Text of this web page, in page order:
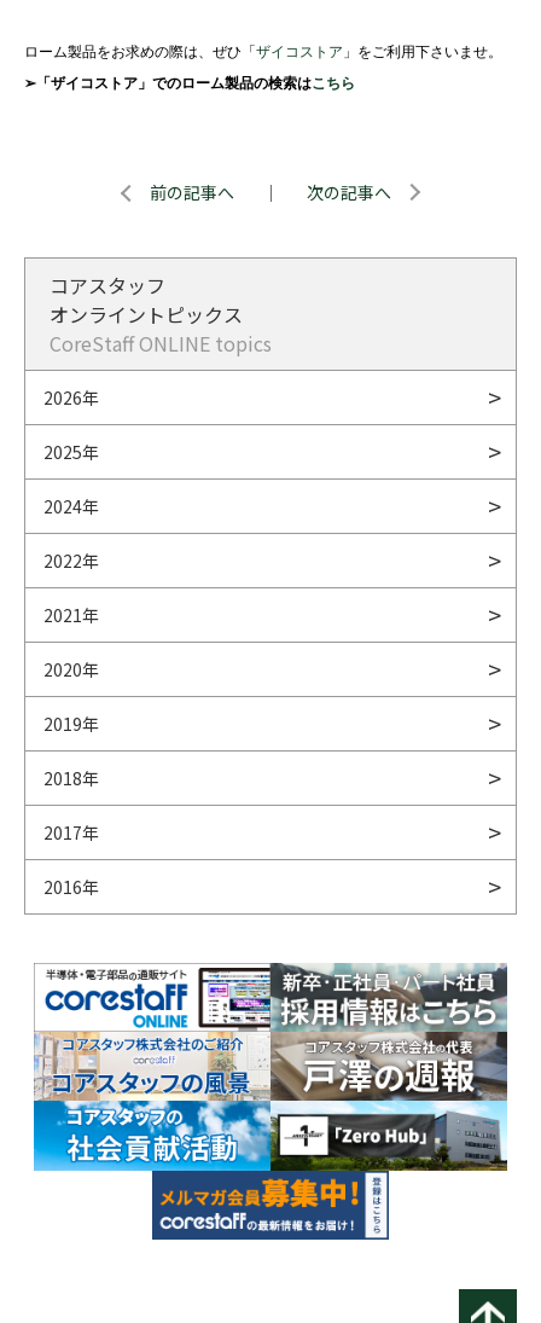
ローム製品をお求めの際は、ぜひ「 ザイコストア 」をご利用下さいませ。
➢「ザイコストア」でのローム製品の検索はこちら
前の記事へ ｜ 次の記事へ
コアスタッフ
オンライントピックス
CoreStaff ONLINE topics
2026年
2025年
2024年
2022年
2021年
2020年
2019年
2018年
2017年
2016年